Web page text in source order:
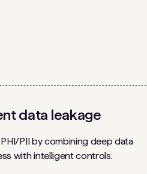
data leakage
PII by combining deep data
with intelligent controls.